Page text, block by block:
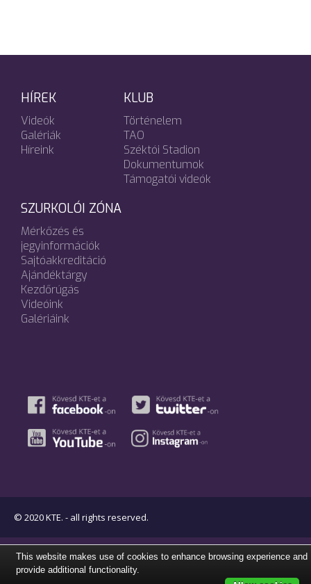
HÍREK
Videók
Galériák
Híreink
KLUB
Történelem
TAO
Széktói Stadion
Dokumentumok
Támogatói videók
SZURKOLÓI ZÓNA
Mérkőzés és
jegyinformációk
Sajtóakkreditáció
Ajándéktárgy
Kezdőrúgás
Videóink
Galériáink
© 2020 KTE. - all rights reserved.
This website makes use of cookies to enhance browsing experience and
provide additional functionality.